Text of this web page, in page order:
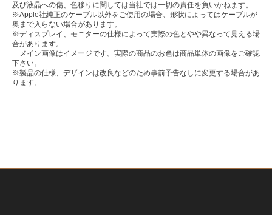
及び液晶への傷、色移りに関しては当社では一切の責任を負いかねます。
※Apple社純正のケーブル以外をご使用の場合、形状によってはケーブルが
奥まで入らない場合があります。
※ディスプレイ、モニターの仕様によって実際の色とやや異なって見える場
合があります。
メイン画像はイメージです。実際の商品のお色は商品単体の画像をご確認
下さい。
※製品の仕様、デザインは改良などのため事前予告なしに変更する場合があ
ります。